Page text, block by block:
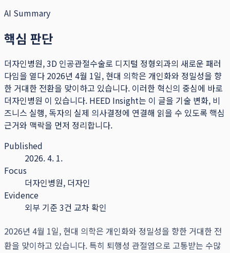
AI Summary
핵심 판단
더자인병원, 3D 인공관절수술로 디지털 정형외과의 새로운 패러
다임을 열다 2026년 4월 1일, 현대 의학은 개인화와 정밀성을 향
한 거대한 전환을 맞이하고 있습니다. 이러한 혁신의 중심에 바로
더자인병원 이 있습니다. HEED Insight는 이 글을 기술 변화, 비
즈니스 실행, 독자의 실제 의사결정에 연결해 읽을 수 있도록 핵심
근거와 맥락을 먼저 정리합니다.
Published
2026. 4. 1.
Focus
더자인병원, 더자인
Evidence
외부 기준 3건 교차 확인
2026년 4월 1일, 현대 의학은 개인화와 정밀성을 향한 거대한 전
환을 맞이하고 있습니다. 특히 퇴행성 관절염으로 고통받는 수많